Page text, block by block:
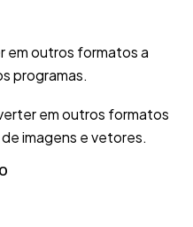
em outros formatos a
programas.
em outros formatos
imagens e vetores.